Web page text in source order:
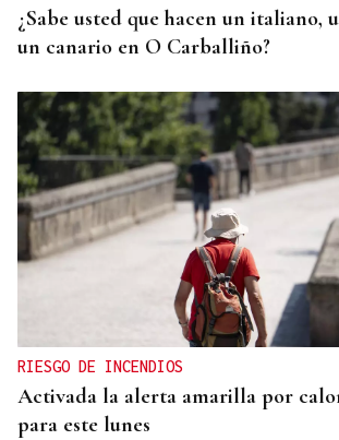
¿Sabe usted que hacen un italiano,
un canario en O Carballiño?
RIESGO DE INCENDIOS
Activada la alerta amarilla por
para este lunes